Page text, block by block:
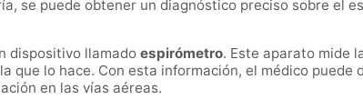
se puede obtener un diagnóstico preciso sobre el
dispositivo llamado espirómetro. Este aparato mide
que lo hace. Con esta información, el médico
en las vías aéreas.